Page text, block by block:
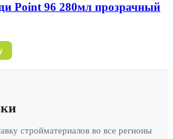
Point 96 280мл прозрачный
стройматериалов во все регионы